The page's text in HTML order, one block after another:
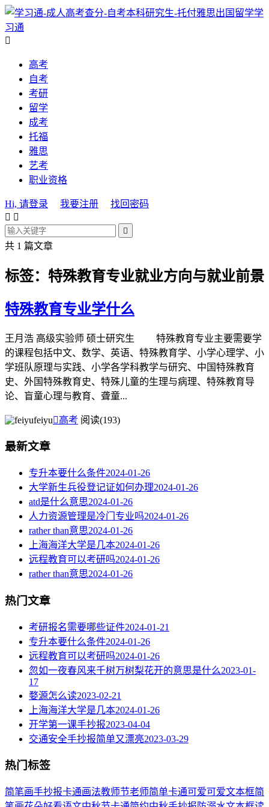
学
习通

高考
自考
考研
留学
成考
托福
雅思
艺考
职业资格
Hi, 请登录 我要注册
找回密码
 

共 1 篇文章
标签：特殊教育专业就业方向与就业前景
特殊教育专业学什么
王月浩 高级实验师 硕士研究生 特殊教育专业主要需要学
的课程包括中文、数学、英语、特殊教育学、小学心理学、小
学班队原理与实践、小学各学科教学与研究、中国特殊教育
史、外国特殊教育史、特殊儿童的生理与病理、特殊教育导
论、盲童心理与教育、聋童...
feiyu高考 阅读(193)
最新文章
专升本要什么条件2024-01-26
大学新生兵役登记证如何办理2024-01-26
atd是什么意思2024-01-26
人力资源管理是冷门专业吗2024-01-26
rather than意思2024-01-26
上海海洋大学是几本2024-01-26
远程教育可以考研吗2024-01-26
rather than意思2024-01-26
热门文章
考研报名需要哪些证件2024-01-21
专升本要什么条件2024-01-26
远程教育可以考研吗2024-01-26
忽如一夜春风来千树万树梨花开的意思是什么2023-01-
17
婺源怎么读2023-02-21
上海海洋大学是几本2024-01-26
开学第一课手抄报2023-04-04
交通安全手抄报简单又漂亮2023-03-29
热门标签
简笔画手抄报卡通画法教师节老师简单卡通可爱可爱文本框简